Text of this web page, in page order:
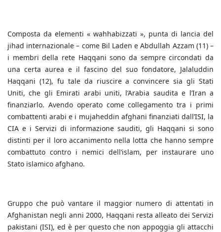
Composta da elementi « wahhabizzati », punta di lancia del
jihad internazionale – come Bil Laden e Abdullah Azzam (11) –
i membri della rete Haqqani sono da sempre circondati da
una certa aurea e il fascino del suo fondatore, Jalaluddin
Haqqani (12), fu tale da riuscire a convincere sia gli Stati
Uniti, che gli Emirati arabi uniti, l’Arabia saudita e l’Iran a
finanziarlo. Avendo operato come collegamento tra i primi
combattenti arabi e i mujaheddin afghani finanziati dall’ISI, la
CIA e i Servizi di informazione sauditi, gli Haqqani si sono
distinti per il loro accanimento nella lotta che hanno sempre
combattuto contro i nemici dell’islam, per instaurare uno
Stato islamico afghano.
Gruppo che può vantare il maggior numero di attentati in
Afghanistan negli anni 2000, Haqqani resta alleato dei Servizi
pakistani (ISI), ed è per questo che non appoggia gli attacchi